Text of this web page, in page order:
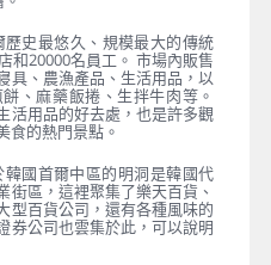
歷史最悠久、規模最大的傳統
和20000名員工。 市場內販售
具、農漁產品、生活用品，以
、麻藥飯捲、生拌牛肉等。
活用品的好去處，也是許多觀
食的熱門景點。
韓國首爾中區的明洞是韓國代
街區，這裡聚集了樂天百貨、
型百貨公司，還有各種風味的
券公司也雲集於此，可以說明